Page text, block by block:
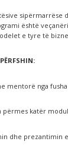
sipërmarrëse
është
e tyre të
nga fusha
katër
dhe prezantimin